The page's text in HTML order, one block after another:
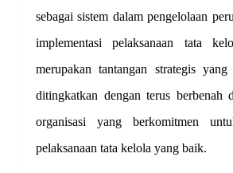
sebagai sistem dalam pengelolaan
implementasi pelaksanaan tata
merupakan tantangan strategis yang
ditingkatkan dengan terus berbenah
organisasi yang berkomitmen
pelaksanaan tata kelola yang baik.